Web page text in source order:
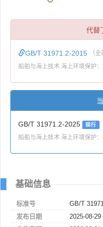
代替
GB/T 31971.2-2015 （
船舶与海上技术 海上环境保护
GB/T 31971.2-2025 现行
船舶与海上技术 海上环境保护
基础信息
标准号
GB/T
发布日期
2025-08-29